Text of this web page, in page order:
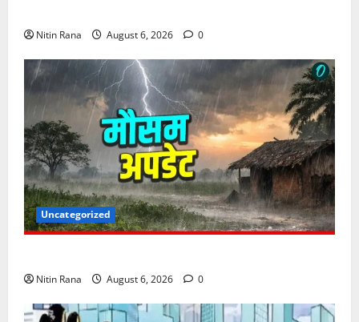
Nitin Rana August 6, 2026 0
Uncategorized
Nitin Rana August 6, 2026 0